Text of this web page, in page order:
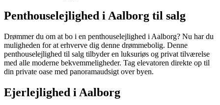
Penthouselejlighed i Aalborg til salg
Drømmer du om at bo i en penthouselejlighed i Aalborg? Nu har du
muligheden for at erhverve dig denne drømmebolig. Denne
penthouselejlighed til salg tilbyder en luksuriøs og privat tilværelse
med alle moderne bekvemmeligheder. Tag elevatoren direkte op til
din private oase med panoramaudsigt over byen.
Ejerlejlighed i Aalborg